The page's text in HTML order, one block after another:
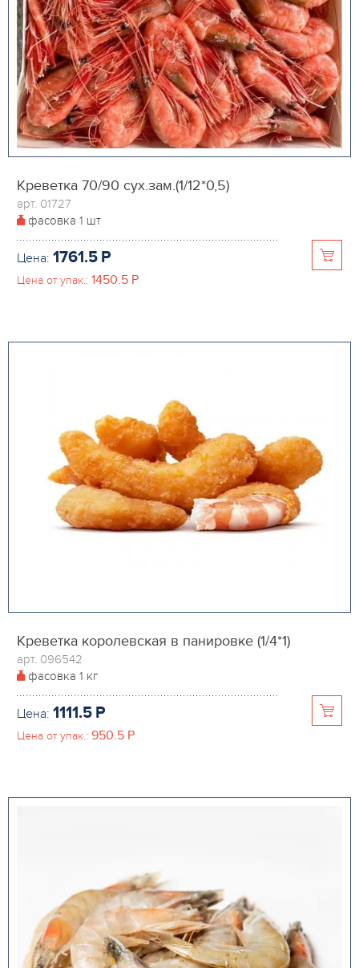
Креветка 70/90 сух.зам.(1/12*0,5)
арт. 01727
фасовка 1 шт
Цена: 1761.5 P
Цена от упак.: 1450.5 P
Креветка королевская в панировке (1/4*1)
арт. 096542
фасовка 1 кг
Цена: 1111.5 P
Цена от упак.: 950.5 P